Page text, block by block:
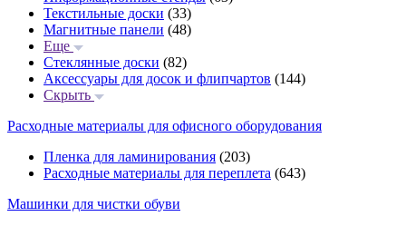
Текстильные доски (33)
Магнитные панели (48)
Еще
Стеклянные доски (82)
Аксессуары для досок и флипчартов (144)
Скрыть
Расходные материалы для офисного оборудования
Пленка для ламинирования (203)
Расходные материалы для переплета (643)
Машинки для чистки обуви